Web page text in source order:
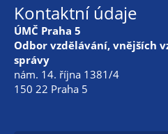
Kontaktní údaje
ÚMČ Praha 5
Odbor vzdělávání, vnějších
správy
nám. 14. října 1381/4
150 22 Praha 5